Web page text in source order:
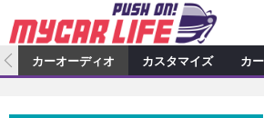
カーオーディオ
カーオーディオ カスタマイズ カ